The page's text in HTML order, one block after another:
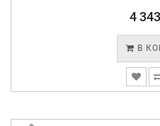
4
В